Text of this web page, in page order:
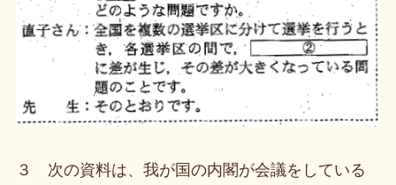
３ 次の資料は、我が国の内閣が会議をしている